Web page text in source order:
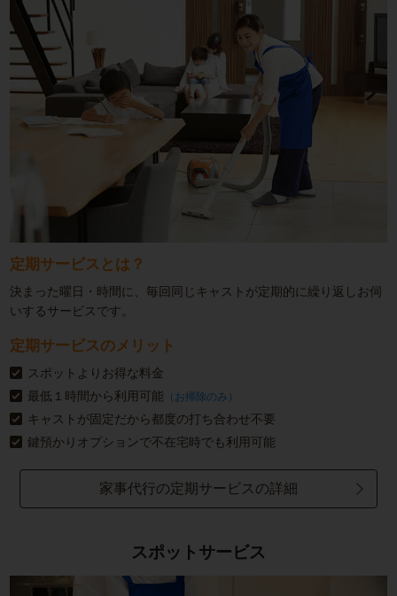
定期サービスとは？
決まった曜日・時間に、毎回同じキャストが定期的に繰り返しお伺
いするサービスです。
定期サービスのメリット
スポットよりお得な料金
最低１時間から利用可能 （お掃除のみ）
キャストが固定だから都度の打ち合わせ不要
鍵預かりオプションで不在宅時でも利用可能
家事代行の定期サービスの詳細
スポットサービス